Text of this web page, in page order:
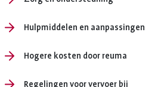
is
Hulpmiddelen en aanpassingen
Hogere kosten door reuma
Regelingen voor vervoer bij